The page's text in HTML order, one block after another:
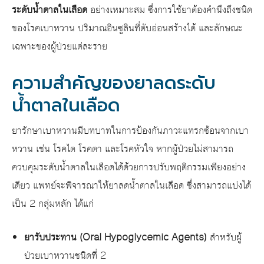
ระดับน้ำตาลในเลือด อย่างเหมาะสม ซึ่งการใช้ยาต้องคำนึงถึงชนิด
ของโรคเบาหวาน ปริมาณอินซูลินที่ตับอ่อนสร้างได้ และลักษณะ
เฉพาะของผู้ป่วยแต่ละราย
ความสำคัญของยาลดระดับ
น้ำตาลในเลือด
ยารักษาเบาหวานมีบทบาทในการป้องกันภาวะแทรกซ้อนจากเบา
หวาน เช่น โรคไต โรคตา และโรคหัวใจ หากผู้ป่วยไม่สามารถ
ควบคุมระดับน้ำตาลในเลือดได้ด้วยการปรับพฤติกรรมเพียงอย่าง
เดียว แพทย์จะพิจารณาให้ยาลดน้ำตาลในเลือด ซึ่งสามารถแบ่งได้
เป็น 2 กลุ่มหลัก ได้แก่
ยารับประทาน (Oral Hypoglycemic Agents) สำหรับผู้
ป่วยเบาหวานชนิดที่ 2